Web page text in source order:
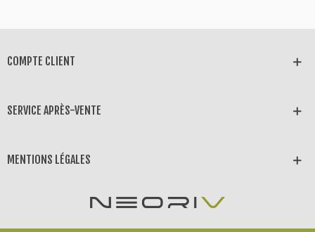
COMPTE CLIENT
SERVICE APRÈS-VENTE
MENTIONS LÉGALES